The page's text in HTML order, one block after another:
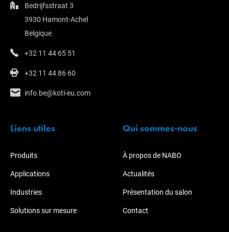
Bedrijfsstraat 3
3930 Hamont-Achel
Belgique
+32 11 44 65 51
+32 11 44 86 60
info.be@koti-eu.com
Liens utiles
Produits
Applications
Industries
Solutions sur mesure
Qui sommes-nous
À propos de NABO
Actualités
Présentation du salon
Contact